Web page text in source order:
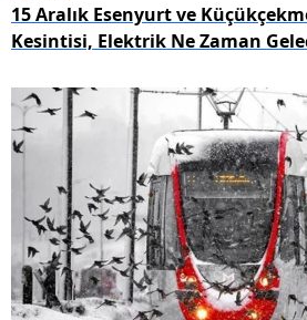
15 Aralık Esenyurt ve
Kesintisi, Elektrik Ne Zaman